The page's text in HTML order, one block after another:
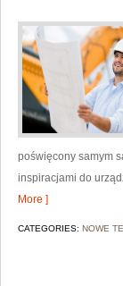
poświęcony samym
inspiracjami do
More ]
CATEGORIES: NOWE